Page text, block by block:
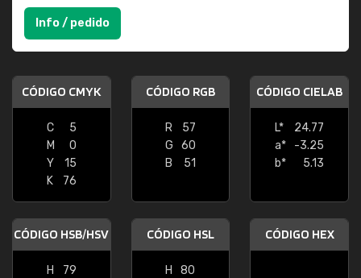
Info / pedido
CÓDIGO CMYK
C
5
M
0
Y
15
K
76
CÓDIGO RGB
R
57
G
60
B
51
CÓDIGO CIELAB
L*
24.77
a*
-3.25
b*
5.13
CÓDIGO HSB/HSV
H
79
CÓDIGO HSL
H
80
CÓDIGO HEX